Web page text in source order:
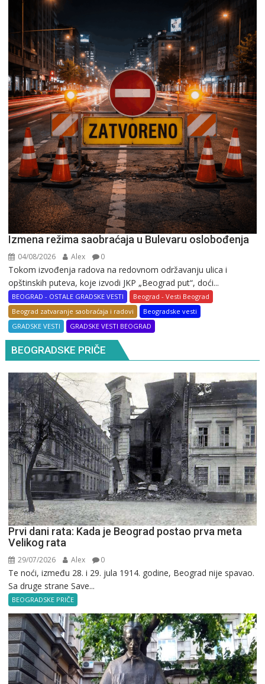
Izmena režima saobraćaja u Bulevaru oslobođenja
04/08/2026 Alex 0
Tokom izvođenja radova na redovnom održavanju ulica i
opštinskih puteva, koje izvodi JKP „Beograd put“, doći...
BEOGRAD - OSTALE GRADSKE VESTI
Beograd - Vesti Beograd
Beograd zatvaranje saobraćaja i radovi
Beogradske vesti
GRADSKE VESTI
GRADSKE VESTI BEOGRAD
BEOGRADSKE PRIČE
Prvi dani rata: Kada je Beograd postao prva meta
Velikog rata
29/07/2026 Alex 0
Te noći, između 28. i 29. jula 1914. godine, Beograd nije spavao.
Sa druge strane Save...
BEOGRADSKE PRIČE